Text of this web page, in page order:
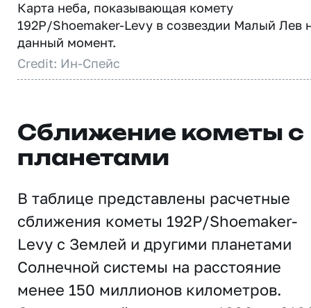
Карта неба, показывающая комету
192P/Shoemaker-Levy в созвездии Малый Лев
данный момент.
Credit: Ин-Спейс
Сближение кометы с
планетами
В таблице представлены расчетные
сближения кометы 192P/Shoemaker-
Levy с Землей и другими планетами
Солнечной системы на расстояние
менее 150 миллионов километров.